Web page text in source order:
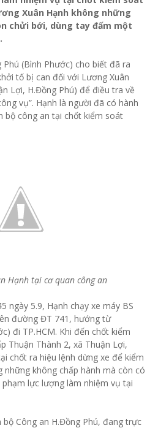
Xuân Hạnh không những
chửi bới, dùng tay đấm một
Phú (Bình Phước) cho biết đã ra
tố bị can đối với Lương Xuân
Lợi, H.Đồng Phú) để điều tra về
vụ”. Hạnh là người đã có hành
bộ công an tại chốt kiểm soát
Hạnh tại cơ quan công an
ngày 5.9, Hạnh chạy xe máy BS
đường ĐT 741, hướng từ
đi TP.HCM. Khi đến chốt kiểm
Thuận Thành 2, xã Thuận Lợi,
chốt ra hiệu lệnh dừng xe để kiểm
những không chấp hành mà còn có
lực lượng làm nhiệm vụ tại
bộ Công an H.Đồng Phú, đang trực